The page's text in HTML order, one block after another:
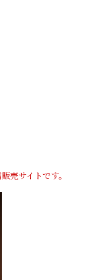
売サイトです。